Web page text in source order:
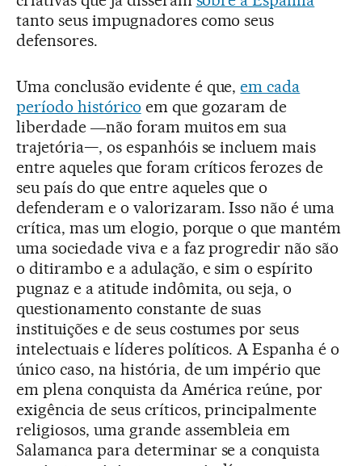
tanto seus impugnadores como seus
defensores.
Uma conclusão evidente é que,em cada
período histórico em que gozaram de
liberdade ―não foram muitos em sua
trajetória—, os espanhóis se incluem mais
entre aqueles que foram críticos ferozes de
seu país do que entre aqueles que o
defenderam e o valorizaram. Isso não é uma
crítica, mas um elogio, porque o que mantém
uma sociedade viva e a faz progredir não são
o ditirambo e a adulação, e sim o espírito
pugnaz e a atitude indômita, ou seja, o
questionamento constante de suas
instituições e de seus costumes por seus
intelectuais e líderes políticos. A Espanha é o
único caso, na história, de um império que
em plena conquista da América reúne, por
exigência de seus críticos, principalmente
religiosos, uma grande assembleia em
Salamanca para determinar se a conquista